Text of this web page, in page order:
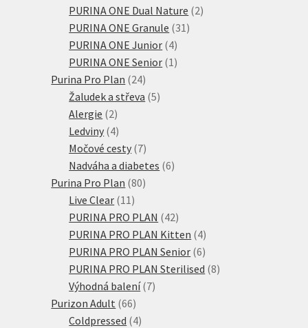
produktů
PURINA ONE Dual Nature 22
PURINA ONE Granule 31 31
PURINA ONE Junior 44
produkty
PURINA ONE Senior 1 1
Purina Pro Plan 2424
produktů
Žaludek a střeva 55
Alergie 22
produkty
Ledviny 44
produkty
Močové cesty 77
produktů
Nadváha a diabetes 66
Purina Pro Plan 8080
Live Clear 11 11
produktů
PURINA PRO PLAN 4242
produktů
PURINA PRO PLAN Kitten 44
produkty
PURINA PRO PLAN Senior 66
produktů
PURINA PRO PLAN Sterilised 88
Výhodná balení 77
Purizon Adult 6666
produktů
Coldpressed 44